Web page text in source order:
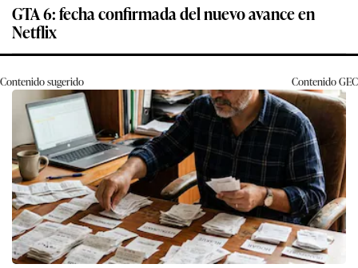
GTA 6: fecha confirmada del nuevo avance en
Netflix
Contenido sugerido ContenidoGEC